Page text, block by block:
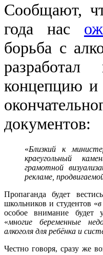
Сообщают,
года нас
борьба с
концепцию и
документов:
«Близкий к
краеугольный
грамотной
рекламе,
Пропаганда будет
школьников и студентов «
особое внимание будет
«многие беременные
алкоголя для ребёнка и
Честно говоря, сразу же